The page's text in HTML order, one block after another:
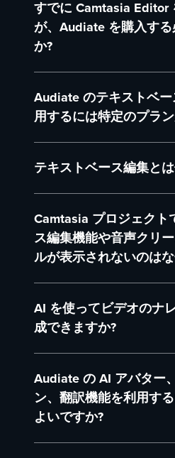
また、Camtasia Editor と
ため、テキスト編集や AI
は即座に同期されます。こ
す。
システムとして連携して動
のサブスクリプションまた
スをお持ちの場合は、
金なしで利用できます。
また、Audiate は単体アプ
すが、Camtasia プランにも
能を無制限に利用できます
ジェクト上で連携して動作
す。Audiate を使用してナ
適化し、Editor を使用して
に作業を進められます。
すでに Camtasia Editor
が、Audiate を購入す
か?
は、Audiate のテキストベ
リーンアップ機能をすでに
能を無制限に利用できるよ
Camtasia プランをご利用
アカウントからこちらの手
位プランへアップグレード
永久ライセンスまたはレガ
確認ください。さらに、
ケア チームもサポートいた
Audiate のテキストベー
用するには特定のプラ
ン、またはビジネス ライセ
テキストベース編集と
トを編集することでビデオ
Audiate は録画内容を文書
キスト内の単語や文章を削
うにビデオを編集できるの
Camtasia プロジェクト
ス編集機能や音声クリ
ルが表示されないのは
Camtasia 2025.0.3 以降を
認してください。これらの
AI を使ってビデオのナ
成できますか?
用してビデオのナレーショ
間がない場合や、自分でナ
くない場合は、ElevenLabs
Audiate の AI アバター
ン、翻訳機能を利用す
よいですか?